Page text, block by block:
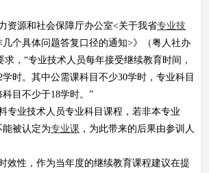
资源和社会保障厅办公室<关于我省专业技
几个具体问题答复口径的通知>》（粤人社办
求，“专业技术人员每年接受继续教育时间，
学时。其中公需课科目不少30学时，专业科目
目不少于18学时。”
专业技术人员专业科目课程，若非本专业
能被认定为专业课 ，为此带来的后果由参训人
效性，作为当年度的继续教育课程建议在提